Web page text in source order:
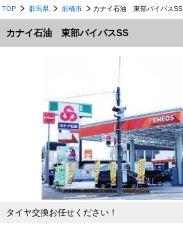
TOP 群馬県 前橋市 カナイ石油 東部バイパスSS
カナイ石油 東部バイパスSS
タイヤ交換お任せください！